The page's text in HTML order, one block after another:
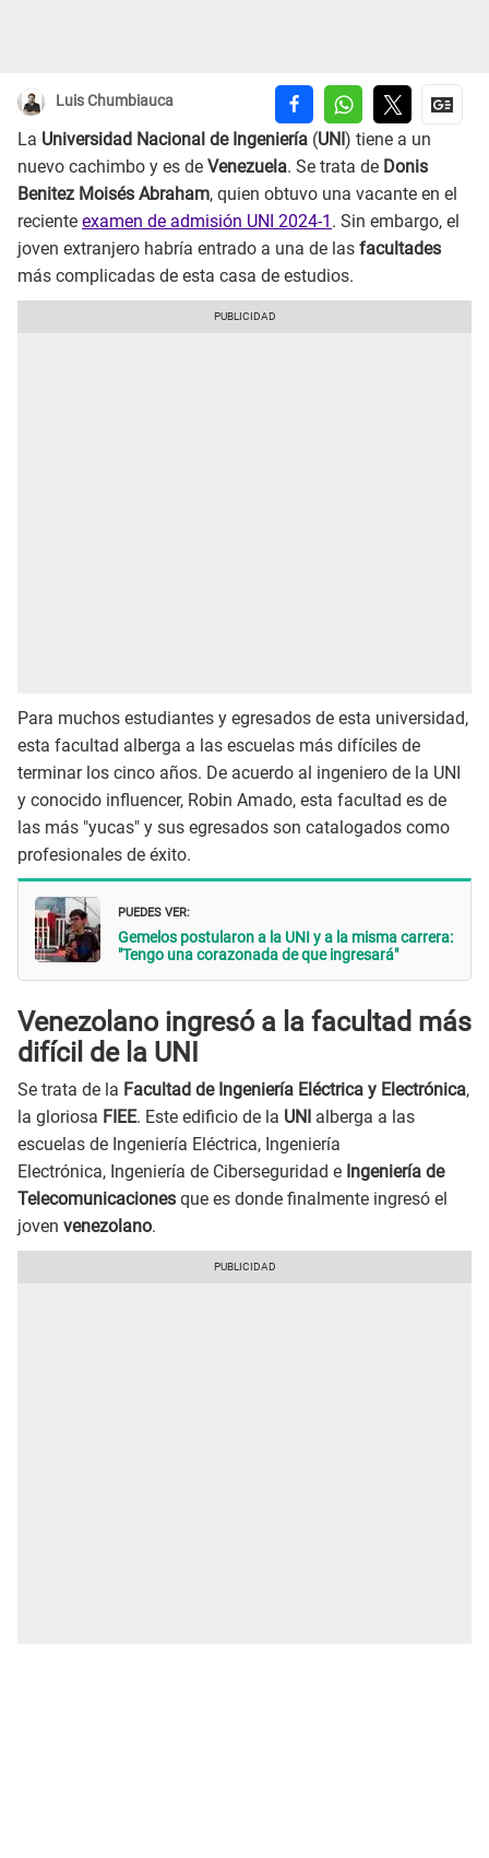
Luis Chumbiauca
La Universidad Nacional de Ingeniería (UNI ) tiene a un
nuevo cachimbo y es de Venezuela. Se trata de Donis
Benitez Moisés Abraham, quien obtuvo una vacante en el
reciente examen de admisión UNI 2024-1 . Sin embargo, el
joven extranjero habría entrado a una de las facultades
más complicadas de esta casa de estudios.
Para muchos estudiantes y egresados de esta universidad,
esta facultad alberga a las escuelas más difíciles de
terminar los cinco años. De acuerdo al ingeniero de la UNI
y conocido influencer, Robin Amado, esta facultad es de
las más "yucas" y sus egresados son catalogados como
profesionales de éxito.
PUEDES VER:
Gemelos postularon a la UNI y a la misma carrera:
"Tengo una corazonada de que ingresará"
Venezolano ingresó a la facultad más
difícil de la UNI
Se trata de la Facultad de Ingeniería Eléctrica y Electrónica,
la gloriosa FIEE. Este edificio de la UNI alberga a las
escuelas de Ingeniería Eléctrica, Ingeniería
Electrónica, Ingeniería de Ciberseguridad e Ingeniería de
Telecomunicaciones que es donde finalmente ingresó el
joven venezolano.